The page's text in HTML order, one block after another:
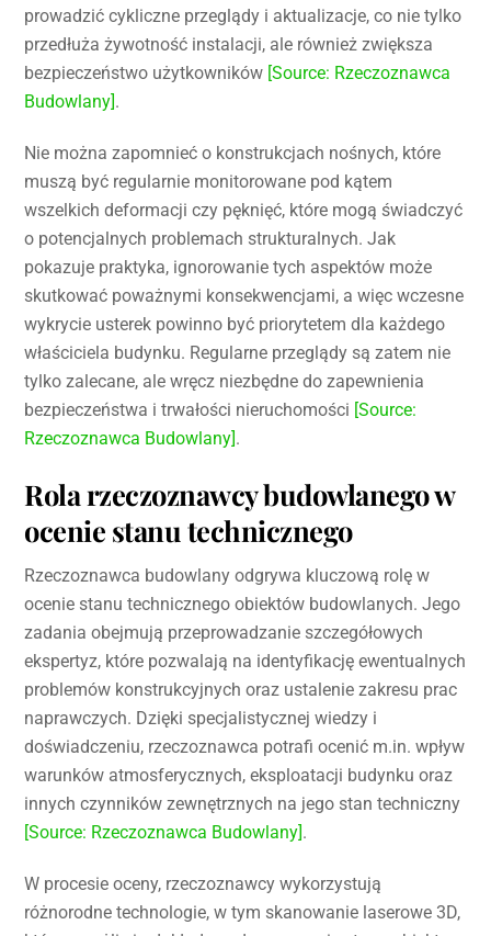
prowadzić cykliczne przeglądy i aktualizacje, co nie tylko
przedłuża żywotność instalacji, ale również zwiększa
bezpieczeństwo użytkowników [Source: Rzeczoznawca
Budowlany].
Nie można zapomnieć o konstrukcjach nośnych, które
muszą być regularnie monitorowane pod kątem
wszelkich deformacji czy pęknięć, które mogą świadczyć
o potencjalnych problemach strukturalnych. Jak
pokazuje praktyka, ignorowanie tych aspektów może
skutkować poważnymi konsekwencjami, a więc wczesne
wykrycie usterek powinno być priorytetem dla każdego
właściciela budynku. Regularne przeglądy są zatem nie
tylko zalecane, ale wręcz niezbędne do zapewnienia
bezpieczeństwa i trwałości nieruchomości [Source:
Rzeczoznawca Budowlany].
Rola rzeczoznawcy budowlanego w
ocenie stanu technicznego
Rzeczoznawca budowlany odgrywa kluczową rolę w
ocenie stanu technicznego obiektów budowlanych. Jego
zadania obejmują przeprowadzanie szczegółowych
ekspertyz, które pozwalają na identyfikację ewentualnych
problemów konstrukcyjnych oraz ustalenie zakresu prac
naprawczych. Dzięki specjalistycznej wiedzy i
doświadczeniu, rzeczoznawca potrafi ocenić m.in. wpływ
warunków atmosferycznych, eksploatacji budynku oraz
innych czynników zewnętrznych na jego stan techniczny
[Source: Rzeczoznawca Budowlany].
W procesie oceny, rzeczoznawcy wykorzystują
różnorodne technologie, w tym skanowanie laserowe 3D,